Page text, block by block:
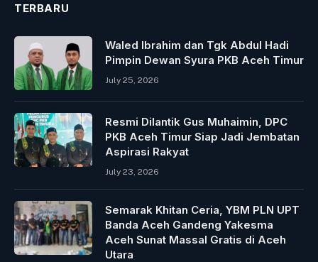
TERBARU
Waled Ibrahim dan Tgk Abdul Hadi
Pimpin Dewan Syura PKB Aceh Timur
July 25, 2026
Resmi Dilantik Gus Muhaimin, DPC
PKB Aceh Timur Siap Jadi Jembatan
Aspirasi Rakyat
July 23, 2026
Semarak Khitan Ceria, YBM PLN UPT
Banda Aceh Gandeng Yakesma
Aceh Sunat Massal Gratis di Aceh
Utara